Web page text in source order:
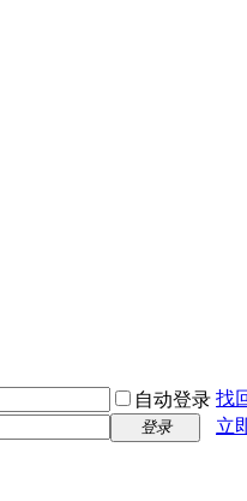
自动登录 找
登录
立